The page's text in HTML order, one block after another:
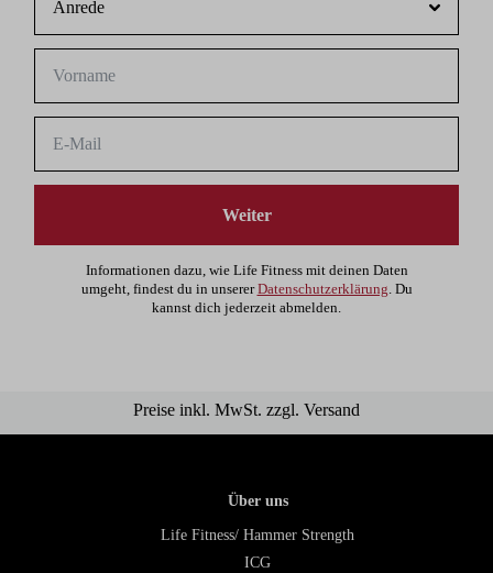
Weiter
Informationen dazu, wie Life Fitness mit deinen Daten
umgeht, findest du in unsererDatenschutzerklärung. Du
kannst dich jederzeit abmelden.
Preise inkl. MwSt. zzgl. Versand
Über uns
Life Fitness/ Hammer Strength
ICG